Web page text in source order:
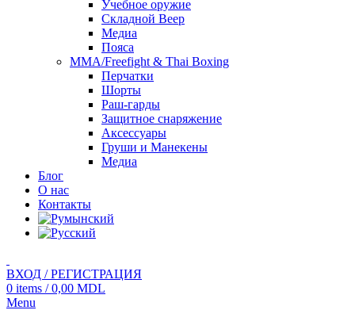
Учебное оружие
Складной Веер
Медиа
Пояса
MMA/Freefight & Thai Boxing
Перчатки
Шорты
Раш-гарды
Защитное снаряжение
Аксессуары
Груши и Манекены
Медиа
Блог
О нас
Контакты
ВХОД / РЕГИСТРАЦИЯ
0 items / 0,00 MDL
Menu